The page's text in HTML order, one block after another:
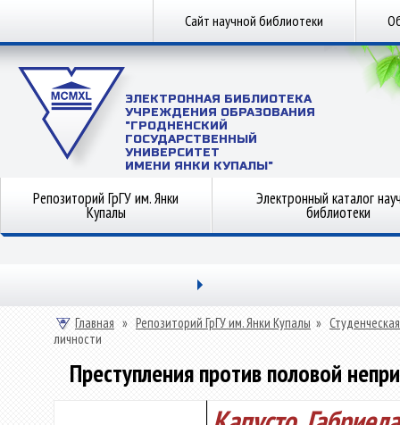
Сайт научной библиотеки
ЭЛЕКТРОННАЯ БИБЛИОТЕКА
УЧРЕЖДЕНИЯ ОБРАЗОВАНИЯ
"ГРОДНЕНСКИЙ
ГОСУДАРСТВЕННЫЙ
УНИВЕРСИТЕТ
ИМЕНИ ЯНКИ КУПАЛЫ"
Репозиторий ГрГУ им. Янки
Купалы
Электронный каталог
библиотеки
Главная » Репозиторий ГрГУ им. Янки Купалы »
личности
Преступления против половой